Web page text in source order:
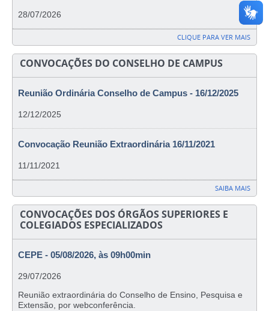
28/07/2026
CLIQUE PARA VER MAIS
CONVOCAÇÕES DO CONSELHO DE CAMPUS
Reunião Ordinária Conselho de Campus - 16/12/2025
12/12/2025
Convocação Reunião Extraordinária 16/11/2021
11/11/2021
SAIBA MAIS
CONVOCAÇÕES DOS ÓRGÃOS SUPERIORES E
COLEGIADOS ESPECIALIZADOS
CEPE - 05/08/2026, às 09h00min
29/07/2026
Reunião extraordinária do Conselho de Ensino, Pesquisa e
Extensão, por webconferência.